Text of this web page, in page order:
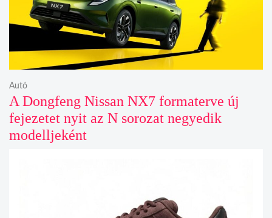
A Dongfeng Nissan NX7 formaterve új
fejezetet nyit az N sorozat negyedik
modelljeként
Autó